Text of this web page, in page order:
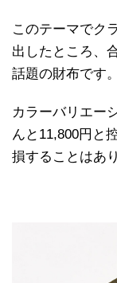
このテーマでク
出したところ、
話題の財布です。
カラーバリエー
んと11,800円と
損することはあ